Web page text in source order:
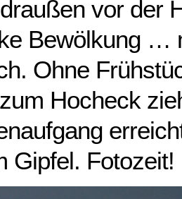
vor der
Bewölkung …
Ohne
Hocheck
Gipfel. Fotozeit!